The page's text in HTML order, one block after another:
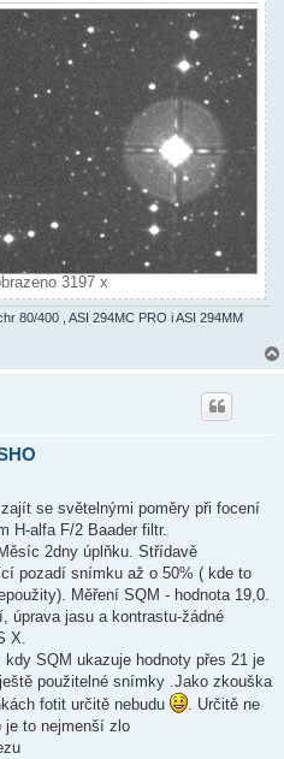
3197 x
80/400 , ASI 294MC PRO i ASI 294MM
se světelnými poměry při focení
H-alfa F/2 Baader filtr.
2dny úplňku. Střídavě
pozadí snímku až o 50% ( kde to
Měření SQM - hodnota 19,0.
úprava jasu a kontrastu-žádné
X.
SQM ukazuje hodnoty přes 21 je
použitelné snímky .Jako zkouška
fotit určitě nebudu
. Určitě ne
to nejmenší zlo